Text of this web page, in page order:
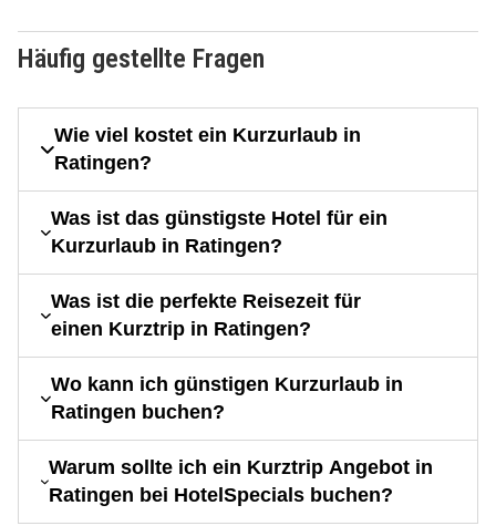
Häufig gestellte Fragen
Wie viel kostet ein Kurzurlaub in
Ratingen?
Was ist das günstigste Hotel für ein
Kurzurlaub in Ratingen?
Was ist die perfekte Reisezeit für
einen Kurztrip in Ratingen?
Wo kann ich günstigen Kurzurlaub in
Ratingen buchen?
Warum sollte ich ein Kurztrip Angebot in
Ratingen bei HotelSpecials buchen?